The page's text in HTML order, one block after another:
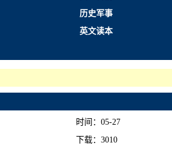
历史军事
英文读本
时间：05-27
下载：3010